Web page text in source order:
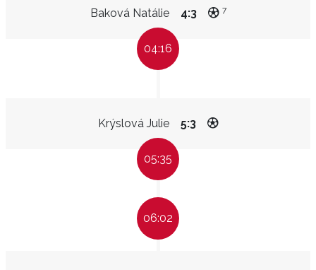
Baková Natálie 4:3 7
04:16
Krýslová Julie 5:3
05:35
06:02